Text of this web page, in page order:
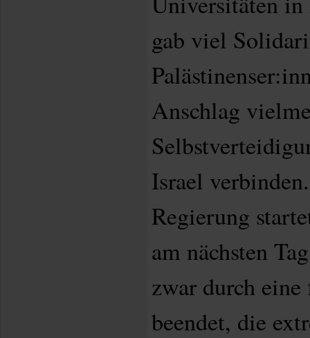
gab viel
Anschlag
Israel
Regierung
am nächsten
zwar durch
beendet, die